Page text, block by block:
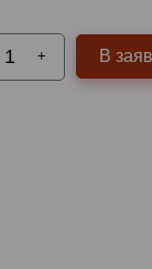
+ В